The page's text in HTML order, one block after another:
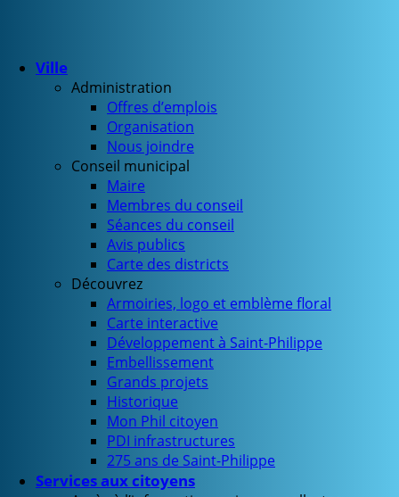
Ville
Administration
Offres d’emplois
Organisation
Nous joindre
Conseil municipal
Maire
Membres du conseil
Séances du conseil
Avis publics
Carte des districts
Découvrez
Armoiries, logo et emblème floral
Carte interactive
Développement à Saint-Philippe
Embellissement
Grands projets
Historique
Mon Phil citoyen
PDI infrastructures
275 ans de Saint-Philippe
Services aux citoyens